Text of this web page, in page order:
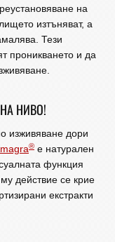
на
изтъняват, а
Тези
проникването и да
НИВО!
изживяване дори
® е натурален
функция
действие се крие
екстракти